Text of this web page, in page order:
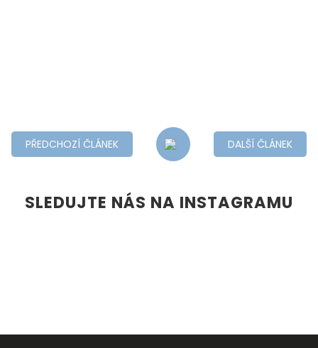
PŘEDCHOZÍ ČLÁNEK DALŠÍ ČLÁNEK
SLEDUJTE NÁS NA INSTAGRAMU